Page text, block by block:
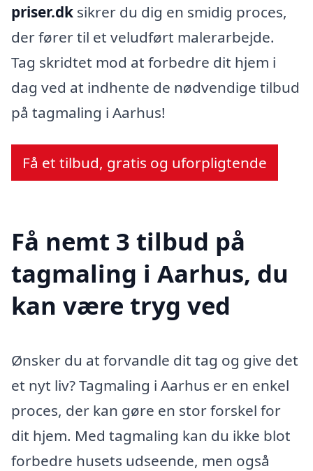
priser.dk sikrer du dig en smidig proces,
der fører til et veludført malerarbejde.
Tag skridtet mod at forbedre dit hjem i
dag ved at indhente de nødvendige tilbud
på tagmaling i Aarhus!
Få et tilbud, gratis og uforpligtende
Få nemt 3 tilbud på
tagmaling i Aarhus, du
kan være tryg ved
Ønsker du at forvandle dit tag og give det
et nyt liv? Tagmaling i Aarhus er en enkel
proces, der kan gøre en stor forskel for
dit hjem. Med tagmaling kan du ikke blot
forbedre husets udseende, men også